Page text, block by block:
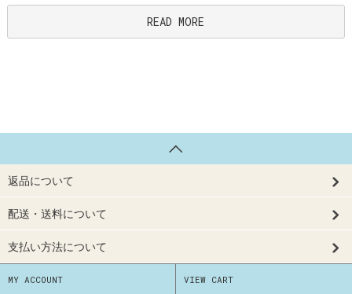
READ MORE
返品について
配送・送料について
支払い方法について
MY ACCOUNT VIEW CART